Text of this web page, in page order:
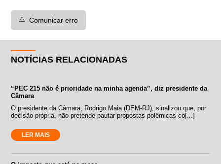
⚠️ Comunicar erro
NOTÍCIAS RELACIONADAS
“PEC 215 não é prioridade na minha agenda”, diz presidente da
Câmara
O presidente da Câmara, Rodrigo Maia (DEM-RJ), sinalizou que, por
decisão própria, não pretende pautar propostas polêmicas co[...]
LER MAIS